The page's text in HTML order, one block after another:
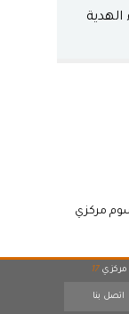
مركزي
مركزي 17
اتصل بنا